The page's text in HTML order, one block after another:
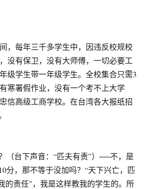
，每年三千多学生中，因违反校规校
没有保卫，没有大师傅，一切必要工
级学生带一年级学生。全校集合只需3
寒署假作业，没有一个考不上大学
信高级工商学校。在台湾各大报纸招
（台下声音：“匹夫有责”）──不，是
分，那不等于没加吗？“天下兴亡，匹
的责任”，我是这样教我的学生的。所